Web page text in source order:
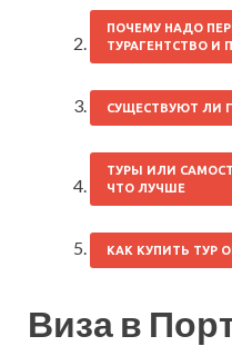
ПОЧЕМУ НАДО
ТУРАГЕНТСТВО И
СУЩЕСТВУЮТ ЛИ
ТУРЫ ИЛИ
ЧТО ЛУЧШЕ
КАК КУПИТЬ ТУР
Виза в